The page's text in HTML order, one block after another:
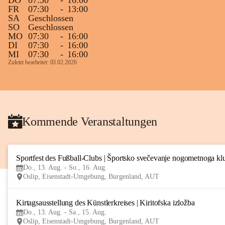
FR
07:30 - 13:00
SA
Geschlossen
SO
Geschlossen
MO 07:30 - 16:00
DI
07:30 - 16:00
MI
07:30 - 16:00
Zuletzt bearbeitet: 03.02.2026
Kommende Veranstaltungen
Sportfest des Fußball-Clubs | Športsko svečevanje nogometnoga
Do., 13. Aug. - So., 16. Aug.
Oslip, Eisenstadt-Umgebung, Burgenland, AUT
Kirtagsausstellung des Künstlerkreises | Kiritofska izložba
Do., 13. Aug. - Sa., 15. Aug.
Oslip, Eisenstadt-Umgebung, Burgenland, AUT